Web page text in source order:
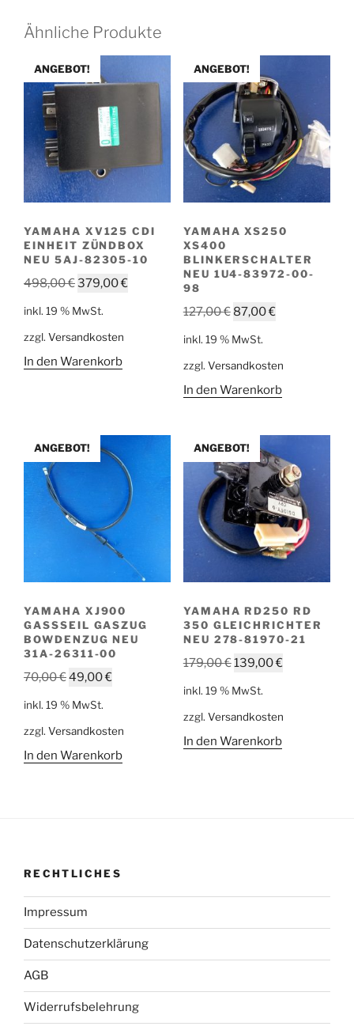
Ähnliche Produkte
ANGEBOT!
YAMAHA XV125 CDI
EINHEIT ZÜNDBOX
NEU 5AJ-82305-10
498,00€Ursprünglicher
498,00 €
379,00€Aktueller
inkl. 19 % MwSt.
zzgl. Versandkosten
In den Warenkorb
ANGEBOT!
YAMAHA XS250
XS400
BLINKERSCHALTER
NEU 1U4-83972-00-
98
127,00€ Ursprünglicher
127,00 €
87,00€Aktueller
87,00 €.
inkl. 19 % MwSt.
zzgl. Versandkosten
In den Warenkorb
ANGEBOT!
YAMAHA XJ900
GASSSEIL GASZUG
BOWDENZUG NEU
31A-26311-00
70,00€Ursprünglicher
70,00 €
49,00€Aktueller
49,00 €.
inkl. 19 % MwSt.
zzgl. Versandkosten
In den Warenkorb
ANGEBOT!
YAMAHA RD250 RD
350 GLEICHRICHTER
NEU 278-81970-21
179,00€Ursprünglicher
war:
179,00 €
139,00€Aktueller
139,00 €.
inkl. 19 % MwSt.
zzgl. Versandkosten
In den Warenkorb
RECHTLICHES
Impressum
Datenschutzerklärung
AGB
Widerrufsbelehrung